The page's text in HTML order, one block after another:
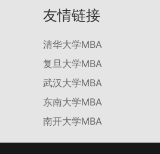
友情链接
清华大学MBA
复旦大学MBA
武汉大学MBA
东南大学MBA
南开大学MBA